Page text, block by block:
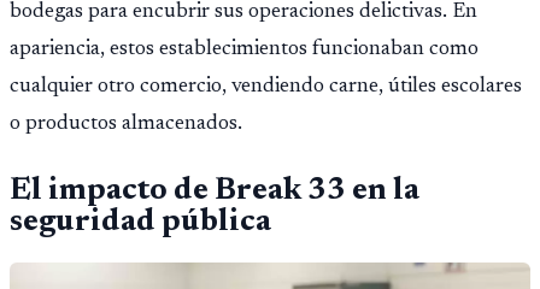
bodegas para encubrir sus operaciones delictivas. En
apariencia, estos establecimientos funcionaban como
cualquier otro comercio, vendiendo carne, útiles escolares
o productos almacenados.
El impacto de Break 33 en la
seguridad pública